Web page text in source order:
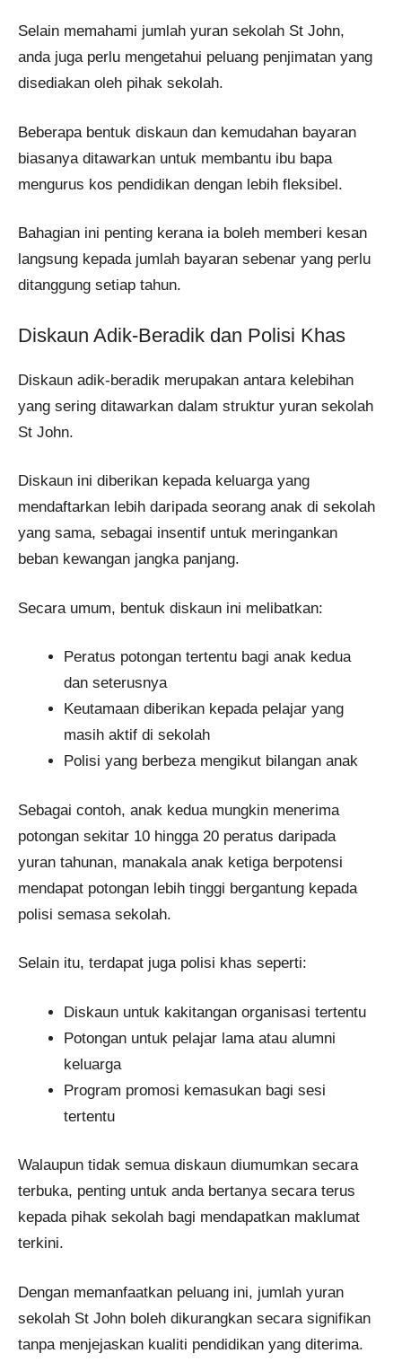
Selain memahami jumlah yuran sekolah St John,
anda juga perlu mengetahui peluang penjimatan yang
disediakan oleh pihak sekolah.
Beberapa bentuk diskaun dan kemudahan bayaran
biasanya ditawarkan untuk membantu ibu bapa
mengurus kos pendidikan dengan lebih fleksibel.
Bahagian ini penting kerana ia boleh memberi kesan
langsung kepada jumlah bayaran sebenar yang perlu
ditanggung setiap tahun.
Diskaun Adik-Beradik dan Polisi Khas
Diskaun adik-beradik merupakan antara kelebihan
yang sering ditawarkan dalam struktur yuran sekolah
St John.
Diskaun ini diberikan kepada keluarga yang
mendaftarkan lebih daripada seorang anak di sekolah
yang sama, sebagai insentif untuk meringankan
beban kewangan jangka panjang.
Secara umum, bentuk diskaun ini melibatkan:
Peratus potongan tertentu bagi anak kedua
dan seterusnya
Keutamaan diberikan kepada pelajar yang
masih aktif di sekolah
Polisi yang berbeza mengikut bilangan anak
Sebagai contoh, anak kedua mungkin menerima
potongan sekitar 10 hingga 20 peratus daripada
yuran tahunan, manakala anak ketiga berpotensi
mendapat potongan lebih tinggi bergantung kepada
polisi semasa sekolah.
Selain itu, terdapat juga polisi khas seperti:
Diskaun untuk kakitangan organisasi tertentu
Potongan untuk pelajar lama atau alumni
keluarga
Program promosi kemasukan bagi sesi
tertentu
Walaupun tidak semua diskaun diumumkan secara
terbuka, penting untuk anda bertanya secara terus
kepada pihak sekolah bagi mendapatkan maklumat
terkini.
Dengan memanfaatkan peluang ini, jumlah yuran
sekolah St John boleh dikurangkan secara signifikan
tanpa menjejaskan kualiti pendidikan yang diterima.